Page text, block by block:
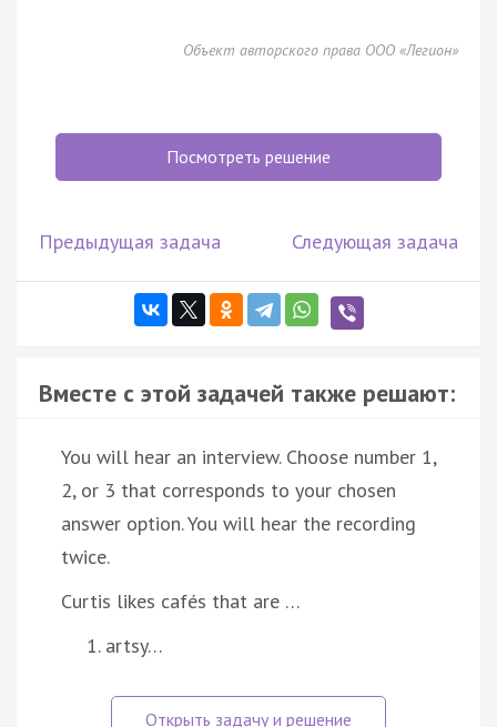
Объект авторского права ООО «Легион»
Посмотреть решение
Предыдущая задача Следующая задача
Вместе с этой задачей также решают:
You will hear an interview. Choose number 1,
2, or 3 that corresponds to your chosen
answer option. You will hear the recording
twice.
Curtis likes cafés that are …
artsy…